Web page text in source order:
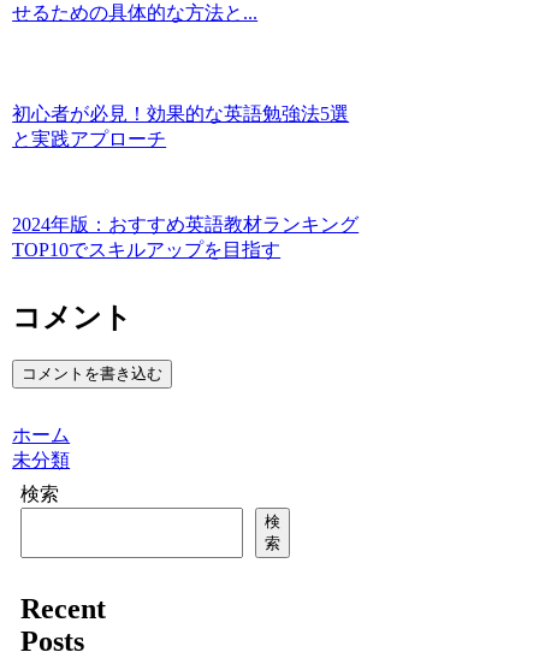
せるための具体的な方法と...
初心者が必見！効果的な英語勉強法5選
と実践アプローチ
2024年版：おすすめ英語教材ランキング
TOP10でスキルアップを目指す
コメント
コメントを書き込む
ホーム
未分類
検索
検
索
Recent
Posts